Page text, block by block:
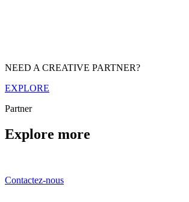
NEED A CREATIVE PARTNER?
EXPLORE
Partner
Explore more
Contactez-nous